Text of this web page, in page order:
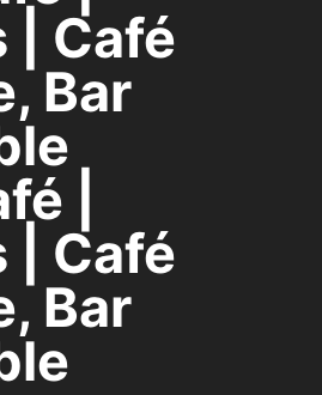
| Café
Bar
|
| Café
Bar